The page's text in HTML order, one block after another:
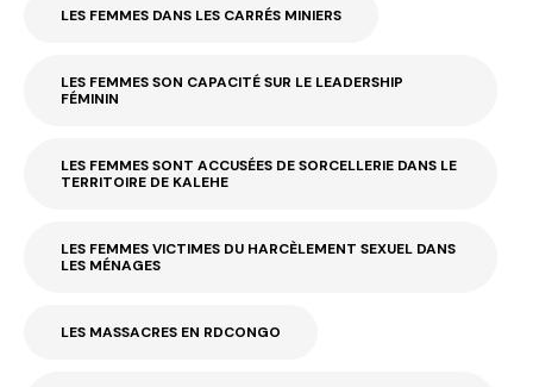
LES FEMMES DANS LES CARRÉS MINIERS
LES FEMMES SON CAPACITÉ SUR LE LEADERSHIP
FÉMININ
LES FEMMES SONT ACCUSÉES DE SORCELLERIE DANS LE
TERRITOIRE DE KALEHE
LES FEMMES VICTIMES DU HARCÈLEMENT SEXUEL DANS
LES MÉNAGES
LES MASSACRES EN RDCONGO